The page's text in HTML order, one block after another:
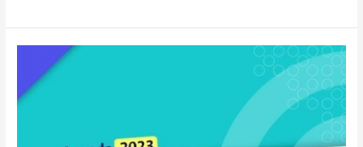
OpenLab
un